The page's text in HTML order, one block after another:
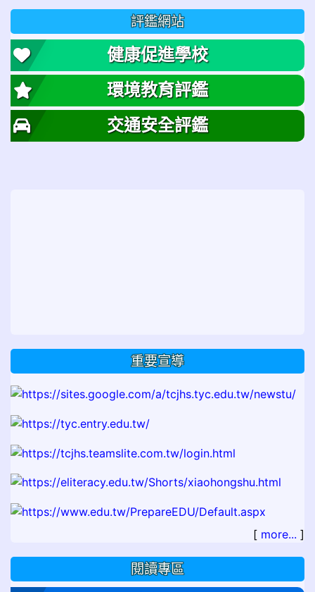
評鑑網站
健康促進學校
環境教育評鑑
交通安全評鑑
重要宣導
[ more... ]
閱讀專區